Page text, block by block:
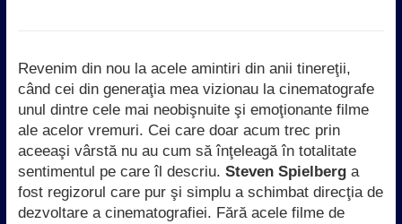
Revenim din nou la acele amintiri din anii tinereţii,
când cei din generaţia mea vizionau la cinematografe
unul dintre cele mai neobişnuite şi emoţionante filme
ale acelor vremuri. Cei care doar acum trec prin
aceeaşi vârstă nu au cum să înţeleagă în totalitate
sentimentul pe care îl descriu. Steven Spielberga
fost regizorul care pur şi simplu a schimbat direcţia de
dezvoltare a cinematografiei. Fără acele filme de